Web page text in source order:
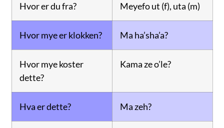
Hvor er du fra? Meyefo ut (f), uta (m)
Hvor mye er klokken? Ma ha’sha’a?
Hvor mye koster
dette?
Kama ze o’le?
Hva er dette? Ma zeh?